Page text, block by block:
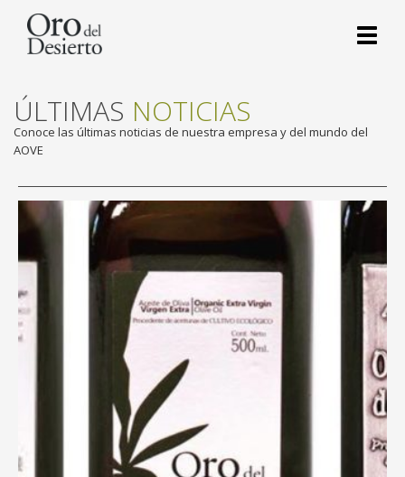
ÚLTIMAS NOTICIAS
Conoce las últimas noticias de nuestra empresa y del mundo del
AOVE